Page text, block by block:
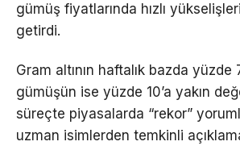
gümüş fiyatlarında hızlı
getirdi.
Gram altının haftalık bazda yüzde
gümüşün ise yüzde 10’a yakın
süreçte piyasalarda “rekor”
uzman isimlerden temkinli